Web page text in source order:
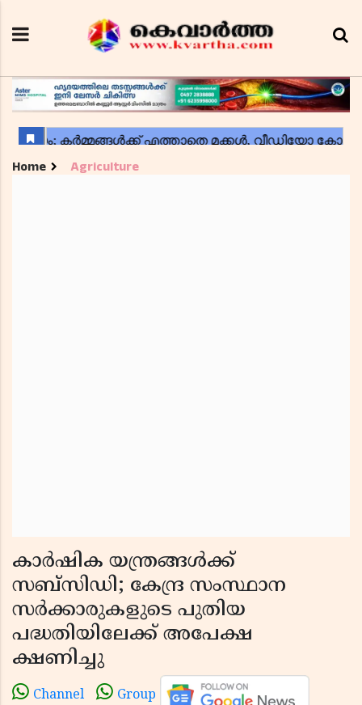
Home Agriculture
കാർഷിക യന്ത്രങ്ങൾക്ക്
സബ്സിഡി; കേന്ദ്ര സംസ്ഥാന
സർക്കാരുകളുടെ പുതിയ
പദ്ധതിയിലേക്ക് അപേക്ഷ
ക്ഷണിച്ചു
Channel Group